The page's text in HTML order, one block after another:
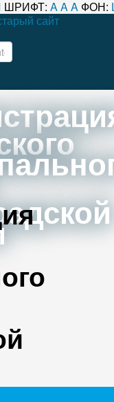
ШРИФТ: AAA ФОН:
сайт